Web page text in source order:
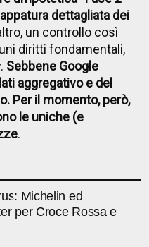
dettagliata dei
un controllo così
diritti fondamentali,
Sebbene Google
aggregativo e del
Per il momento, però,
le uniche (e
.
Michelin ed
per Croce Rossa e